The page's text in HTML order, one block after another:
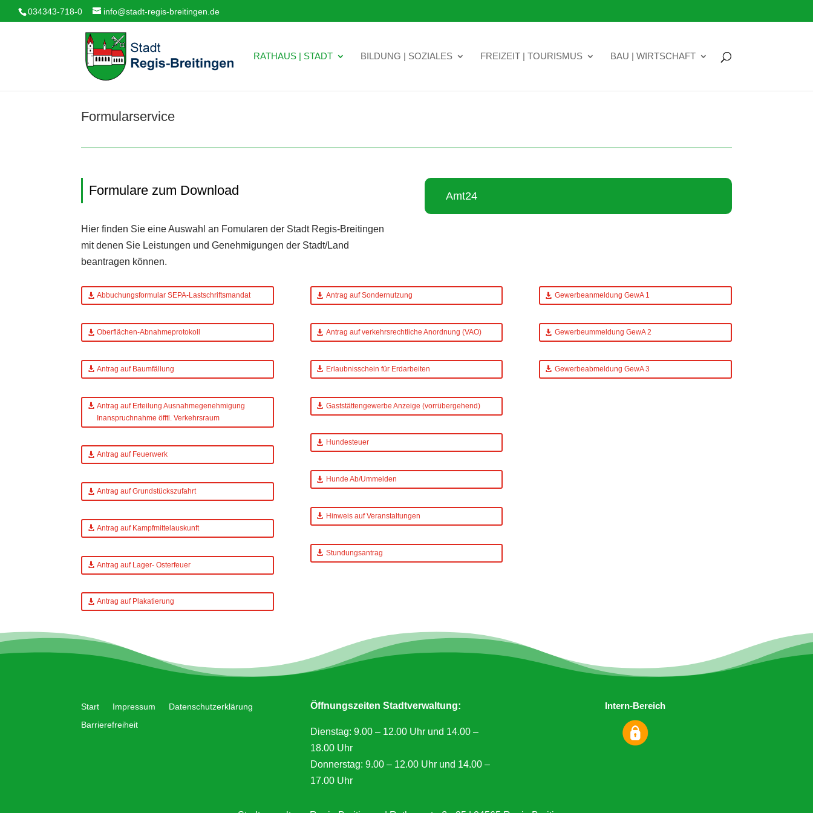
034343-718-0 info@stadt-regis-breitingen.de
RATHAUS | STADT BILDUNG | SOZIALES FREIZEIT | TOURISMUS BAU | WIRTSCHAFT
Formularservice
Formulare zum Download
Hier finden Sie eine Auswahl an Fomularen der Stadt Regis-Breitingen
mit denen Sie Leistungen und Genehmigungen der Stadt/Land
beantragen können.
Amt24
Abbuchungsformular SEPA-Lastschriftsmandat
Oberflächen-Abnahmeprotokoll
Antrag auf Baumfällung
Antrag auf Erteilung Ausnahmegenehmigung
Inanspruchnahme öfftl. Verkehrsraum
Antrag auf Feuerwerk
Antrag auf Grundstückszufahrt
Antrag auf Kampfmittelauskunft
Antrag auf Lager- Osterfeuer
Antrag auf Plakatierung
Antrag auf Sondernutzung
Antrag auf verkehrsrechtliche Anordnung (VAO)
Erlaubnisschein für Erdarbeiten
Gaststättengewerbe Anzeige (vorrübergehend)
Hundesteuer
Hunde Ab/Ummelden
Hinweis auf Veranstaltungen
Stundungsantrag
Gewerbeanmeldung GewA 1
Gewerbeummeldung GewA 2
Gewerbeabmeldung GewA 3
Start Impressum
Datenschutzerklärung
Barrierefreiheit
Öffnungszeiten Stadtverwaltung:
Dienstag: 9.00 – 12.00 Uhr und 14.00 –
18.00 Uhr
Donnerstag: 9.00 – 12.00 Uhr und 14.00 –
17.00 Uhr
Intern-Bereich